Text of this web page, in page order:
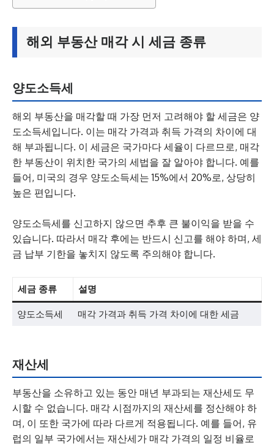
해외 부동산 매각 시 세금 종류
양도소득세
해외 부동산을 매각할 때 가장 먼저 고려해야 할 세금은 양
도소득세입니다. 이는 매각 가격과 취득 가격의 차이에 대
해 부과됩니다. 이 세금은 국가마다 세율이 다르므로, 매각
한 부동산이 위치한 국가의 세법을 잘 알아야 합니다. 예를
들어, 미국의 경우 양도소득세는 15%에서 20%로, 상당히
높은 편입니다.
양도소득세를 신고하지 않으면 추후 큰 불이익을 받을 수
있습니다. 따라서 매각 후에는 반드시 신고를 해야 하며, 세
금 납부 기한을 놓치지 않도록 주의해야 합니다.
세금 종류 설명
양도소득세 매각 가격과 취득 가격 차이에 대한 세금
재산세
부동산을 소유하고 있는 동안 매년 부과되는 재산세도 무
시할 수 없습니다. 매각 시점까지의 재산세를 정산해야 하
며, 이 또한 국가에 따라 다르게 적용됩니다. 예를 들어, 유
럽의 일부 국가에서는 재산세가 매각 가격의 일정 비율로